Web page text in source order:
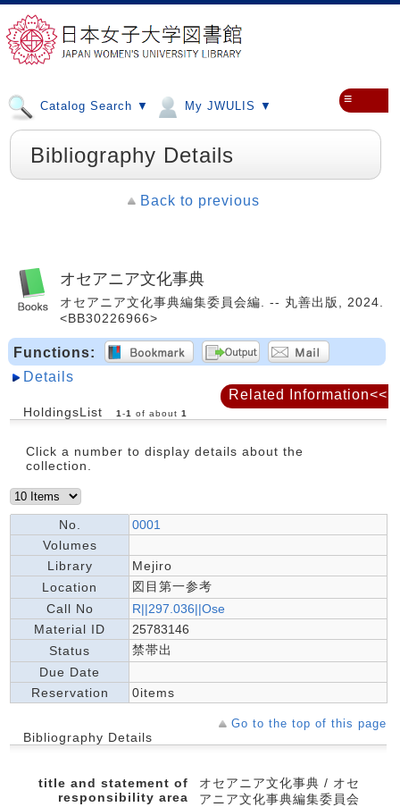
Catalog Search ▼ My JWULIS ▼ ≡
Bibliography Details
Back to previous
オセアニア文化事典
オセアニア文化事典編集委員会編. -- 丸善出版, 2024.
<BB30226966>
Functions:
Details
HoldingsList 1 -1 of about 1
Click a number to display details about the
collection.
No.
0001
Volumes
Library
Mejiro
Location
図目第一参考
Call No
R||297.036||Ose
Material ID
25783146
Status
禁帯出
Due Date
Reservation
0items
Go to the top of this page
Bibliography Details
title and statement of
responsibility area
オセアニア文化事典 / オセ
アニア文化事典編集委員会
Related Information<<